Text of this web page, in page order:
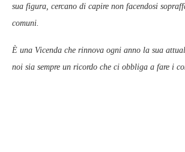
sua figura, cercano di capire non facendosi
comuni.
È una Vicenda che rinnova ogni anno la sua
noi sia sempre un ricordo che ci obbliga a fare i